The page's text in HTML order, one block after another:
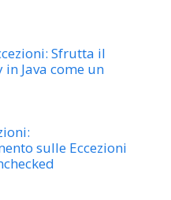
Sfrutta il
Java come un
sulle Eccezioni